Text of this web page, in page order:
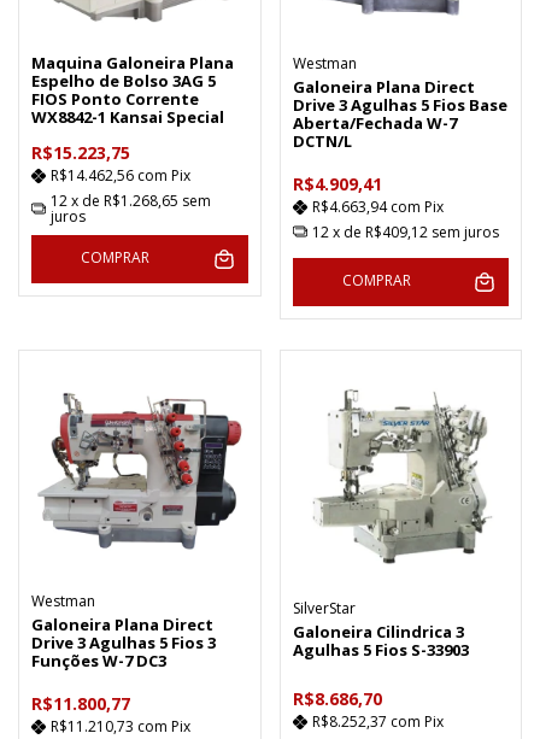
Maquina Galoneira Plana
Espelho de Bolso 3AG 5
FIOS Ponto Corrente
WX8842-1 Kansai Special
R$15.223,75
R$14.462,56 com Pix
12x de R$1.268,65 sem
juros
COMPRAR
Westman
Galoneira Plana Direct
Drive 3 Agulhas 5 Fios Base
Aberta/Fechada W-7
DCTN/L
R$4.909,41
R$4.663,94com Pix
12 x de R$409,12 sem juros
COMPRAR
Westman
Galoneira Plana Direct
Drive 3 Agulhas 5 Fios 3
Funções W-7 DC3
R$11.800,77
R$11.210,73 com Pix
SilverStar
Galoneira Cilindrica 3
Agulhas 5 Fios S-33903
R$8.686,70
R$8.252,37 com Pix